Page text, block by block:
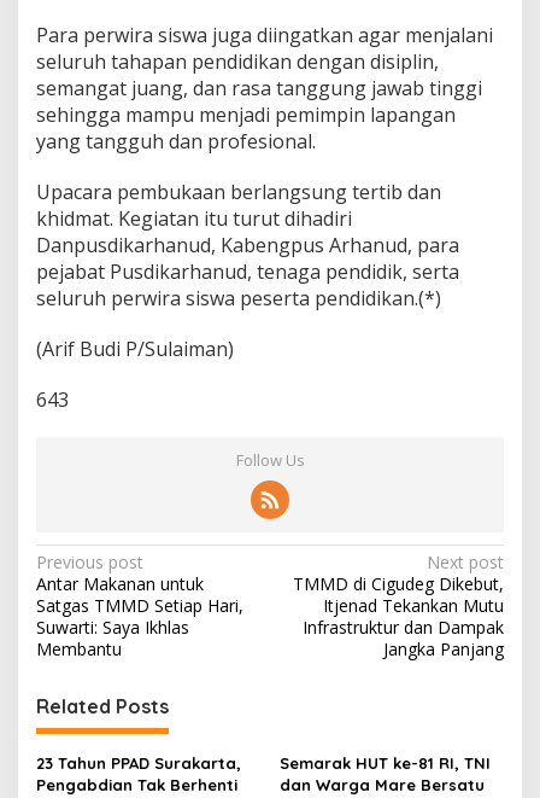
Para perwira siswa juga diingatkan agar menjalani
seluruh tahapan pendidikan dengan disiplin,
semangat juang, dan rasa tanggung jawab tinggi
sehingga mampu menjadi pemimpin lapangan
yang tangguh dan profesional.
Upacara pembukaan berlangsung tertib dan
khidmat. Kegiatan itu turut dihadiri
Danpusdikarhanud, Kabengpus Arhanud, para
pejabat Pusdikarhanud, tenaga pendidik, serta
seluruh perwira siswa peserta pendidikan.(*)
(Arif Budi P/Sulaiman)
643
Follow Us
P
o
s
n
a
v
Previous post
Antar Makanan untuk
Satgas TMMD Setiap Hari,
Suwarti: Saya Ikhlas
Membantu
Next post
TMMD di Cigudeg Dikebut,
Itjenad Tekankan Mutu
Infrastruktur dan Dampak
Jangka Panjang
Related Posts
23 Tahun PPAD Surakarta,
Pengabdian Tak Berhenti
Semarak HUT ke-81 RI, TNI
dan Warga Mare Bersatu